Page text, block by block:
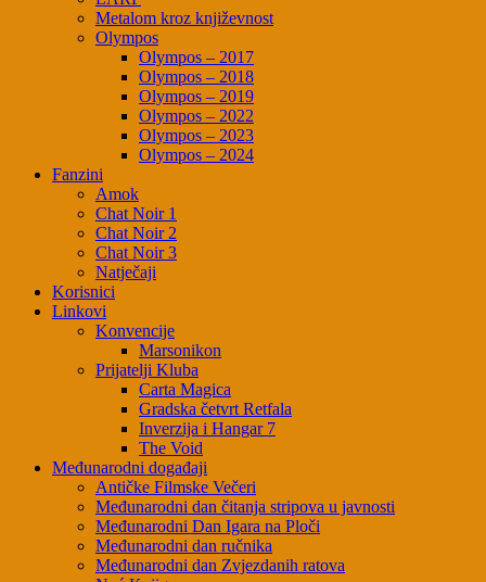
Metalom kroz književnost
Olympos
Olympos – 2017
Olympos – 2018
Olympos – 2019
Olympos – 2022
Olympos – 2023
Olympos – 2024
Fanzini
Amok
Chat Noir 1
Chat Noir 2
Chat Noir 3
Natječaji
Korisnici
Linkovi
Konvencije
Marsonikon
Prijatelji Kluba
Carta Magica
Gradska četvrt Retfala
Inverzija i Hangar 7
The Void
Međunarodni događaji
Antičke Filmske Večeri
Međunarodni dan čitanja stripova u javnosti
Međunarodni Dan Igara na Ploči
Međunarodni dan ručnika
Međunarodni dan Zvjezdanih ratova